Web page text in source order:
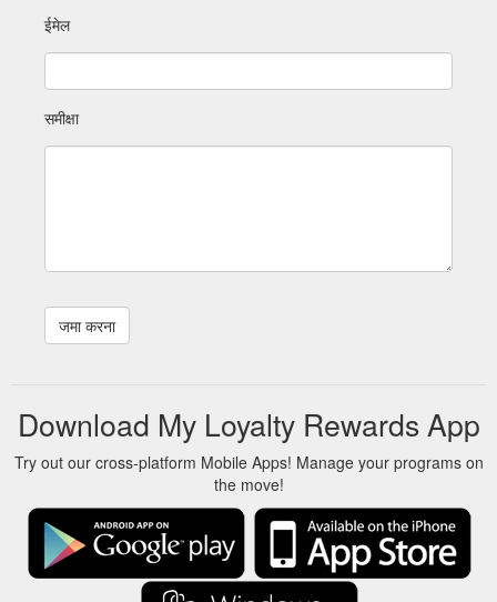
ईमेल
समीक्षा
Download My Loyalty Rewards App
Try out our cross-platform Mobile Apps! Manage your programs on
the move!